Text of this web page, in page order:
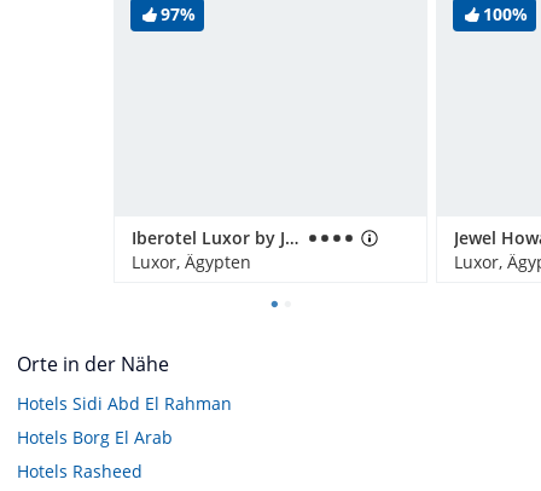
97%
Iberotel Luxor by JAZ
Luxor, Ägypten
100%
Luxor,
Orte in der Nähe
Hotels Sidi Abd El Rahman
Hotels Borg El Arab
Hotels Rasheed